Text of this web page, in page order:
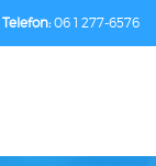
Telefon:06 1 277-6576